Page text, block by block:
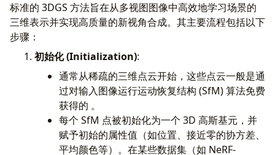
标准的 3DGS 方法旨在从多视图图像中高效地学习场景的
三维表示并实现高质量的新视角合成。其主要流程包括以下
步骤：
初始化 (Initialization):
通常从稀疏的三维点云开始，这些点云一般是通
过对输入图像运行运动恢复结构 (SfM) 算法免费
获得的 。
每个 SfM 点被初始化为一个 3D 高斯基元，并
赋予初始的属性值（如位置、接近零的协方差、
平均颜色等）。在某些数据集（如 NeRF-